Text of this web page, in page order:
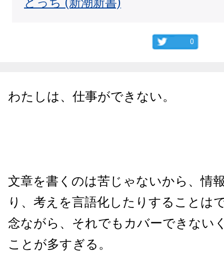
0
わたしは、仕事ができない。
文章を書くのは苦じゃないから、情
り、考えを言語化したりすることは
念ながら、それでもカバーできない
ことが多すぎる。